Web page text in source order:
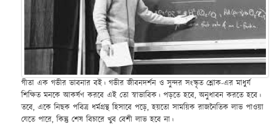
গীতা এক গভীর ভাবনার বই। গভীর জীবনদর্শন ও সুন্দর সংস্কৃত শ্লোক-এর মাধুর্য
শিক্ষিত মনকে আকর্ষণ করবে এই তো স্বাভাবিক। পড়তে হবে, অনুধাবন করতে হবে।
তবে, একে নিছক পবিত্র ধর্মগ্রন্থ হিসাবে পড়ে, হয়তো সাময়িক রাজনৈতিক লাভ পাওয়া
যেতে পারে, কিন্তু শেষ বিচারে খুব বেশী লাভ হবে না।